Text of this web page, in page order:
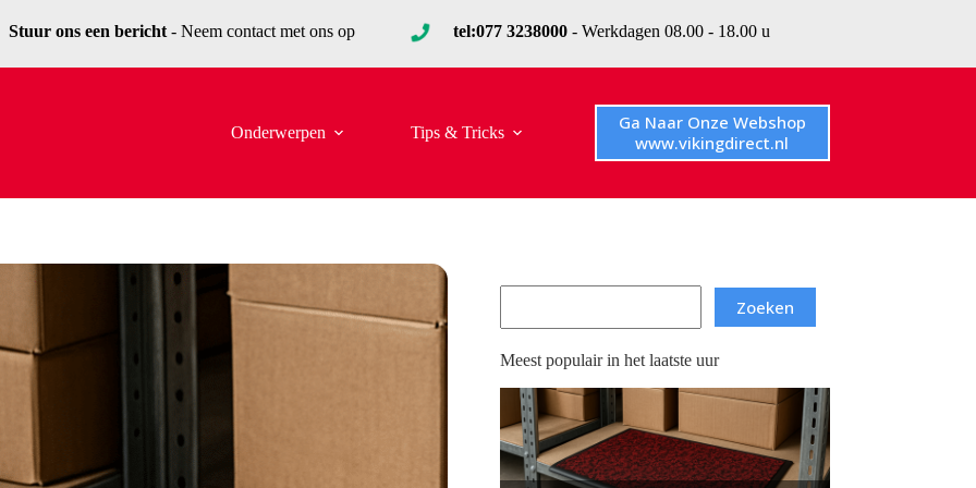
Stuur ons een bericht- Neem contact met ons op tel:077 3238000- Werkdagen 08.00 - 18.00 u
Onderwerpen Tips & Tricks
Ga Naar Onze Webshop
www.vikingdirect.nl
Zoeken
Meest populair in het laatste uur